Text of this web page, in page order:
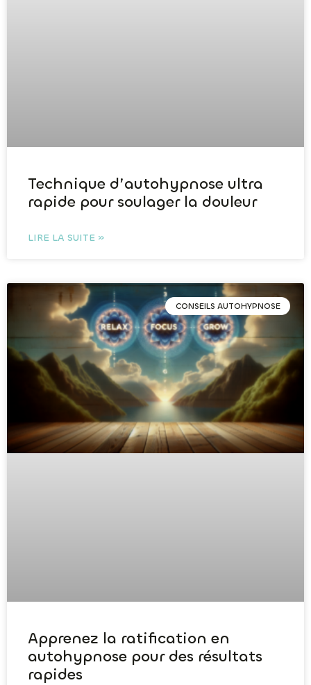
Technique d’autohypnose ultra
rapide pour soulager la douleur
LIRE LA SUITE »
CONSEILS AUTOHYPNOSE
Apprenez la ratification en
autohypnose pour des résultats
rapides